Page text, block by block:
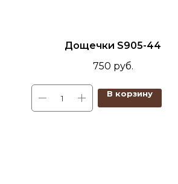
Дощечки S905-44
750 руб.
В корзину